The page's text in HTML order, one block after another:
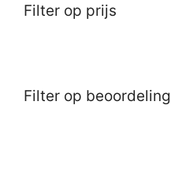
Filter op prijs
Filter op beoordeling